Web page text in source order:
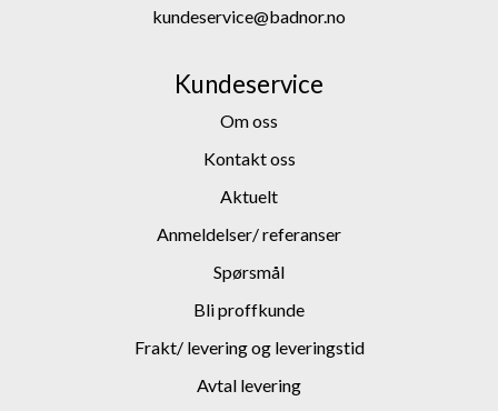
kundeservice@badnor.no
Kundeservice
Om oss
Kontakt oss
Aktuelt
Anmeldelser/ referanser
Spørsmål
Bli proffkunde
Frakt/ levering og leveringstid
Avtal levering